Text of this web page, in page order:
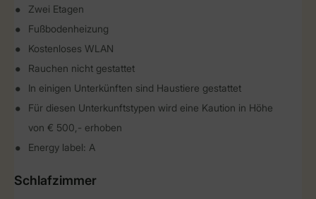
Zwei Etagen
Fußbodenheizung
Kostenloses WLAN
Rauchen nicht gestattet
In einigen Unterkünften sind Haustiere gestattet
Für diesen Unterkunftstypen wird eine Kaution in Höhe
von € 500,- erhoben
Energy label: A
Schlafzimmer